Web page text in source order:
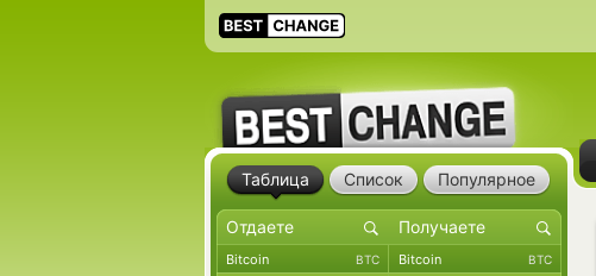
Таблица Список Популярное
Bitcoin BTC Bitcoin BTC